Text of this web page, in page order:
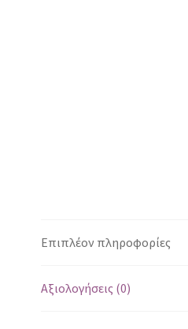
Επιπλέον πληροφορίες
Αξιολογήσεις (0)